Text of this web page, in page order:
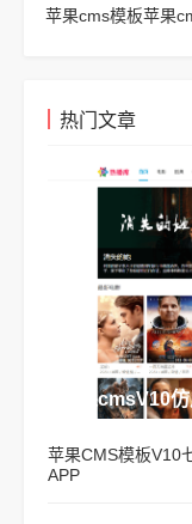
热门文章
苹果cmsV10
苹果CMS模板V10
APP